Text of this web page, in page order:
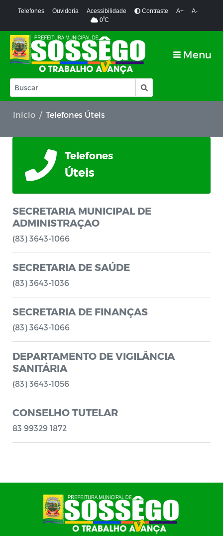
Telefones Ouvidoria Acessibilidade Contraste A+
A-
0ºC
Menu
Início Telefones Úteis
Telefones
Úteis
SECRETARIA MUNICIPAL DE
ADMINISTRAÇAO
(83) 3643-1066
SECRETARIA DE SAÚDE
(83) 3643-1036
SECRETARIA DE FINANÇAS
(83) 3643-1066
DEPARTAMENTO DE VIGILÂNCIA
SANITÁRIA
(83) 3643-1056
CONSELHO TUTELAR
83 99329 1872